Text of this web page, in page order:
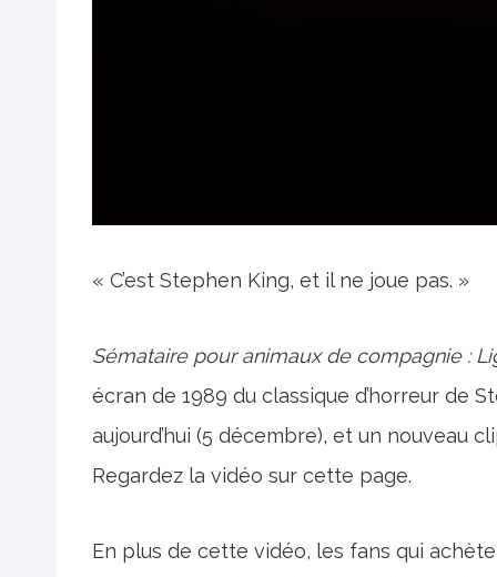
« C’est Stephen King, et il ne joue pas. »
Sémataire pour animaux de compagnie :
écran de 1989 du classique d’horreur de
aujourd’hui (5 décembre), et un nouveau
Regardez la vidéo sur cette page.
En plus de cette vidéo, les fans qui